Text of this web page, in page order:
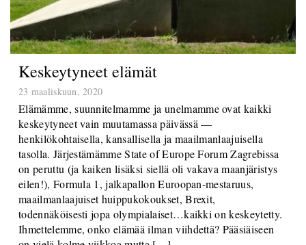
Keskeytyneet elämät
23 maaliskuun, 2020
Elämämme, suunnitelmamme ja unelmamme ovat kaikki
keskeytyneet vain muutamassa päivässä —
henkilökohtaisella, kansallisella ja maailmanlaajuisella
tasolla. Järjestämämme State of Europe Forum Zagrebissa
on peruttu (ja kaiken lisäksi siellä oli vakava maanjäristys
eilen!), Formula 1, jalkapallon Euroopan-mestaruus,
maailmanlaajuiset huippukokoukset, Brexit,
todennäköisesti jopa olympialaiset…kaikki on keskeytetty.
Ihmettelemme, onko elämää ilman viihdettä? Pääsiäiseen
on vielä kolme viikkoa mutta […]